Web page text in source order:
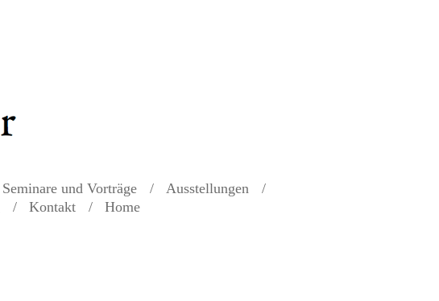
Seminare und Vorträge
Ausstellungen
Kontakt Home